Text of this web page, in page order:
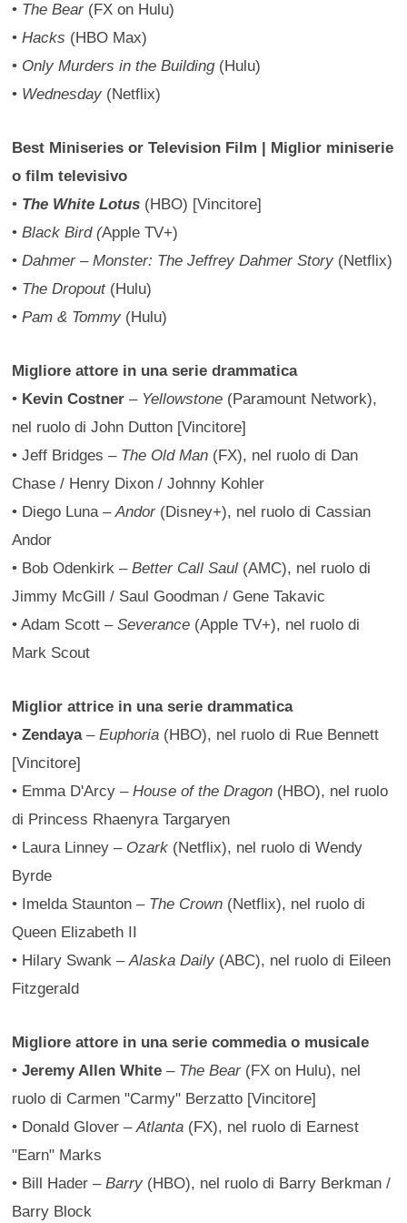
• The Bear (FX on Hulu)
•Hacks (HBO Max)
• Only Murders in the Building(Hulu)
• Wednesday (Netflix)
Best Miniseries or Television Film | Miglior miniserie
o film televisivo
• The White Lotus (HBO) [Vincitore]
•Black Bird (Apple TV+)
•Dahmer – Monster: The Jeffrey Dahmer Story (Netflix)
• The Dropout(Hulu)
•Pam & Tommy (Hulu)
Migliore attore in una serie drammatica
• Kevin Costner– Yellowstone (Paramount Network),
nel ruolo di John Dutton [Vincitore]
• Jeff Bridges – The Old Man (FX), nel ruolo di Dan
Chase / Henry Dixon / Johnny Kohler
• Diego Luna –Andor (Disney+), nel ruolo di Cassian
Andor
• Bob Odenkirk –Better Call Saul (AMC), nel ruolo di
Jimmy McGill / Saul Goodman / Gene Takavic
• Adam Scott –Severance (Apple TV+), nel ruolo di
Mark Scout
Miglior attrice in una serie drammatica
•Zendaya–Euphoria (HBO), nel ruolo di Rue Bennett
[Vincitore]
• Emma D'Arcy –House of the Dragon (HBO), nel ruolo
di Princess Rhaenyra Targaryen
• Laura Linney – Ozark (Netflix), nel ruolo di Wendy
Byrde
• Imelda Staunton –The Crown (Netflix), nel ruolo di
Queen Elizabeth II
• Hilary Swank –Alaska Daily (ABC), nel ruolo di Eileen
Fitzgerald
Migliore attore in una serie commedia o musicale
•Jeremy Allen White– The Bear (FX on Hulu), nel
ruolo di Carmen "Carmy" Berzatto [Vincitore]
• Donald Glover –Atlanta (FX), nel ruolo di Earnest
"Earn" Marks
• Bill Hader –Barry (HBO), nel ruolo di Barry Berkman /
Barry Block